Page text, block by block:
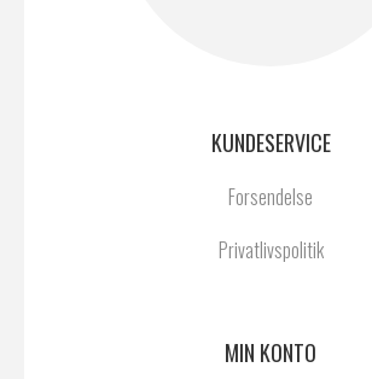
KUNDESERVICE
Forsendelse
Privatlivspolitik
MIN KONTO